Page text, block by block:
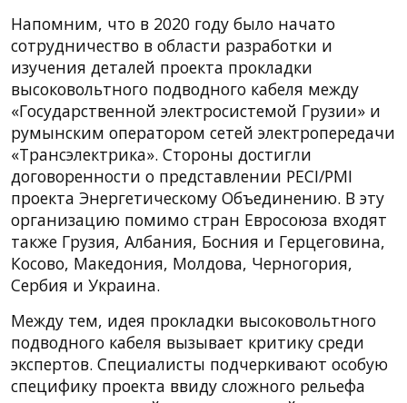
Напомним, что в 2020 году было начато
сотрудничество в области разработки и
изучения деталей проекта прокладки
высоковольтного подводного кабеля между
«Государственной электросистемой Грузии» и
румынским оператором сетей электропередачи
«Трансэлектрика». Стороны достигли
договоренности о представлении PECI/PMI
проекта Энергетическому Объединению. В эту
организацию помимо стран Евросоюза входят
также Грузия, Албания, Босния и Герцеговина,
Косово, Македония, Молдова, Черногория,
Сербия и Украина.
Между тем, идея прокладки высоковольтного
подводного кабеля вызывает критику среди
экспертов. Специалисты подчеркивают особую
специфику проекта ввиду сложного рельефа